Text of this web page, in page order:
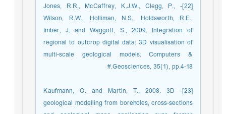
[22]- Jones, R.R., McCaffrey, K.J.W., Clegg, P.,
Wilson, R.W., Holliman, N.S., Holdsworth, R.E.,
Imber, J. and Waggott, S., 2009. Integration of
regional to outcrop digital data: 3D visualisation of
multi-scale geological models. Computers &
Geosciences, 35(1), pp.4-18.#
[23]- Kaufmann, O. and Martin, T., 2008. 3D
geological modelling from boreholes, cross-sections